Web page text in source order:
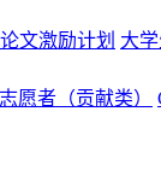
文激励计划 大
愿者（贡献类）